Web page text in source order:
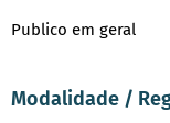
Publico em geral
Modalidade /